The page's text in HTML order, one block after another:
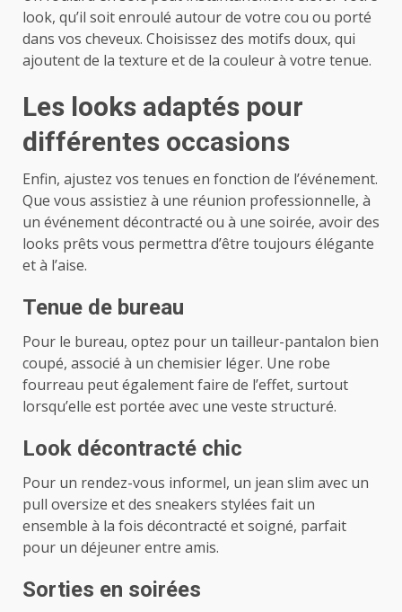
look, qu’il soit enroulé autour de votre cou ou porté
dans vos cheveux. Choisissez des motifs doux, qui
ajoutent de la texture et de la couleur à votre tenue.
Les looks adaptés pour
différentes occasions
Enfin, ajustez vos tenues en fonction de l’événement.
Que vous assistiez à une réunion professionnelle, à
un événement décontracté ou à une soirée, avoir des
looks prêts vous permettra d’être toujours élégante
et à l’aise.
Tenue de bureau
Pour le bureau, optez pour un tailleur-pantalon bien
coupé, associé à un chemisier léger. Une robe
fourreau peut également faire de l’effet, surtout
lorsqu’elle est portée avec une veste structuré.
Look décontracté chic
Pour un rendez-vous informel, un jean slim avec un
pull oversize et des sneakers stylées fait un
ensemble à la fois décontracté et soigné, parfait
pour un déjeuner entre amis.
Sorties en soirées